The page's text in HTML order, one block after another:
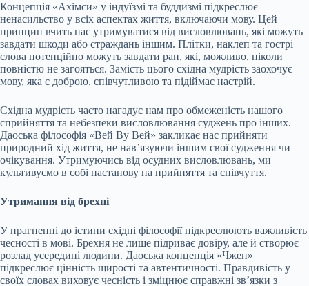
Концепція «Ахімси» у індуїзмі та буддизмі підкреслює
ненасильство у всіх аспектах життя, включаючи мову. Цей
принцип вчить нас утримуватися від висловлювань, які можуть
завдати шкоди або страждань іншим. Плітки, наклеп та гострі
слова потенційно можуть завдати ран, які, можливо, ніколи
повністю не загояться. Замість цього східна мудрість заохочує
мову, яка є доброю, співчутливою та підіймає настрій.
Східна мудрість часто нагадує нам про обмеженість нашого
сприйняття та небезпеки висловлювання суджень про інших.
Даоська філософія «Вей Ву Вей» закликає нас прийняти
природний хід життя, не нав’язуючи іншим свої судження чи
очікування. Утримуючись від осудних висловлювань, ми
культивуємо в собі настанову на прийняття та співчуття.
Утримання від брехні
У прагненні до істини східні філософії підкреслюють важливість
чесності в мові. Брехня не лише підриває довіру, але й створює
розлад усередині людини. Даоська концепція «Чжен»
підкреслює цінність щирості та автентичності. Правдивість у
своїх словах виховує чесність і зміцнює справжні зв’язки з